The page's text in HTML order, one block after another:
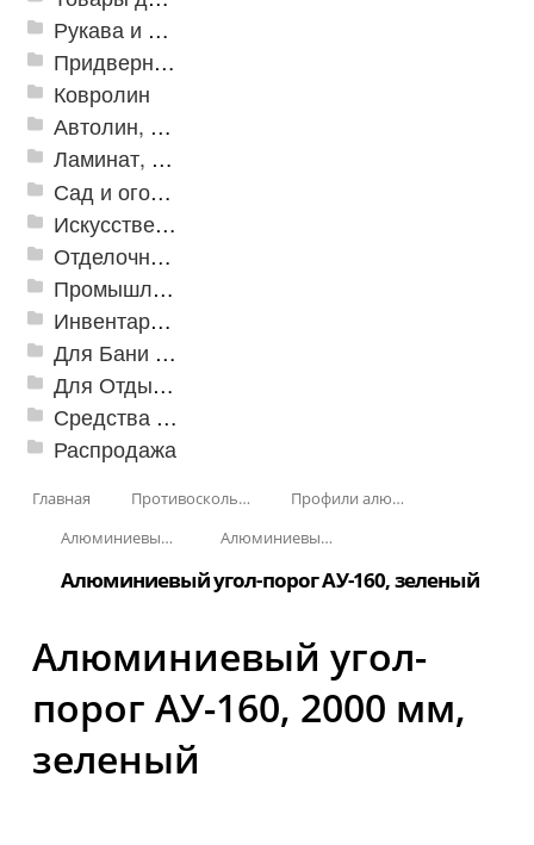
Рукава и шланги промышленные
Придверные решетки
Ковролин
Автолин, Транслин, Линолеум
Ламинат, Кварцвиниловая плитка SPC
Сад и огород
Искусственная трава
Отделочные профили
Промышленный текстиль
Инвентарь для клининга
Для Бани и Сауны
Для Отдыха и Пикника
Средства от насекомых и садовых вредителей
Распродажа
Главная Противоскользящая защита для лестниц, профили, ленты
Профили алюминиевые с резиновой вставкой
Алюминиевый угол-порог с резиновой вставкой
Алюминиевый угол-порог с пятью резиновыми вставками АУ-160
Алюминиевый угол-порог АУ-160, зеленый
Алюминиевый угол-
порог АУ-160, 2000 мм,
зеленый